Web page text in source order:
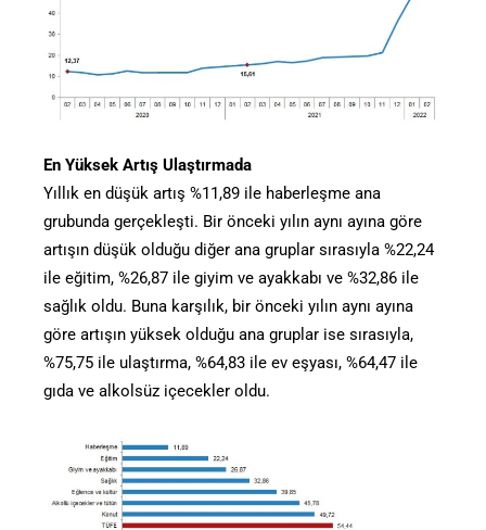
En Yüksek Artış Ulaştırmada
Yıllık en düşük artış %11,89 ile haberleşme ana
grubunda gerçekleşti. Bir önceki yılın aynı ayına göre
artışın düşük olduğu diğer ana gruplar sırasıyla %22,24
ile eğitim, %26,87 ile giyim ve ayakkabı ve %32,86 ile
sağlık oldu. Buna karşılık, bir önceki yılın aynı ayına
göre artışın yüksek olduğu ana gruplar ise sırasıyla,
%75,75 ile ulaştırma, %64,83 ile ev eşyası, %64,47 ile
gıda ve alkolsüz içecekler oldu.